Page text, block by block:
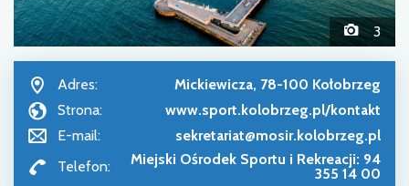
3
Adres:
Mickiewicza, 78-100 Kołobrzeg
Strona:
www.sport.kolobrzeg.pl/kontakt
E-mail:
sekretariat@mosir.kolobrzeg.pl
Telefon:
Miejski Ośrodek Sportu i Rekreacji: 94
355 14 00